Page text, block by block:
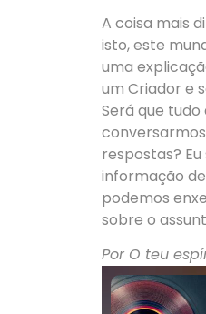
A coisa mais
isto, este
uma
um Criador e
Será que
respostas?
informação
podemos
sobre o
Por O teu